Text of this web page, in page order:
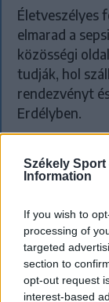
Székely Sport
Information
If you wish to
processing of
targeted
section to
opt-out request
interest-based
Életveszélyes
elmarad a
közösségi
tudják, hol
rendezvényt
Erdélyben.